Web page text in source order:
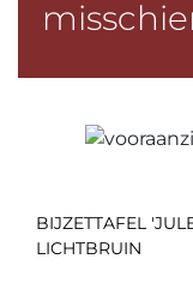
BIJZETTAFEL
LICHTBRUIN